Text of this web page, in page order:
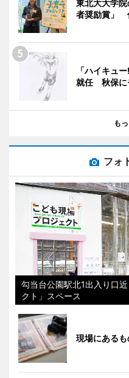
東北大大学
者奨励賞」
「ハイキュ
就任 秋保に
も
フォ
勾当台公園駅北1出入り口
クト」スペース
現場にあるも